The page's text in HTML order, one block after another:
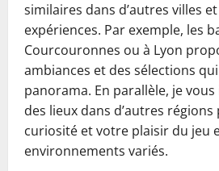
similaires dans d’autres villes
expériences. Par exemple, les
Courcouronnes ou à Lyon
ambiances et des sélections
panorama. En parallèle, je
des lieux dans d’autres
curiosité et votre plaisir du jeu
environnements variés.